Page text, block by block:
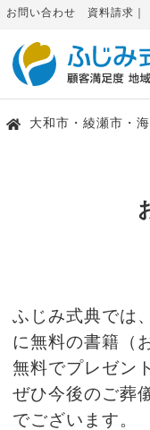
お問い合わせ 資料請求｜
大和市・綾瀬市・
ふじみ式典では
に無料の書籍（
無料でプレゼン
ぜひ今後のご葬
でございます。